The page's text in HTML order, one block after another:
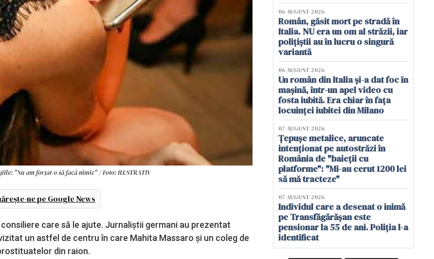
"Nu am forțat-o să facă nimic" / Foto: ILUSTRATIV
ne pe Google News
care să le ajute. Jurnaliștii germani au prezentat
un astfel de centru în care Mahita Massaro și un coleg de
din raion.
06 AUGUST 2026
Român, găsit mort pe stradă în
Italia. NU era un om al străzii, iar
polițiștii au în lucru o singură
variantă
06 AUGUST 2026
Un român din Italia și-a dat foc în
mașină, într-un apel video cu
fosta iubită. Era chiar în fața
locuinței iubitei din Milano
07 AUGUST 2026
Țepușe metalice, aruncate
intenționat pe autostrăzi în
România de "baieții cu
platforme": "Mi-au cerut 1200 lei
să mă tracteze"
07 AUGUST 2026
Individul care a desenat o inimă
pe Transfăgărășan este
pensionar la 55 de ani. Poliția l-a
identificat